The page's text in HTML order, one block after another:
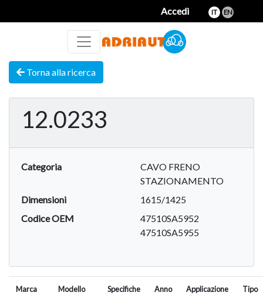
Accedi IT EN
Torna alla ricerca
12.0233
Categoria
CAVO FRENO
STAZIONAMENTO
Dimensioni
1615/1425
Codice OEM
47510SA5952
47510SA5955
Marca Modello Specifiche Anno Applicazione Tipo